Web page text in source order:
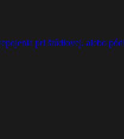
pri štúdiovej, alebo